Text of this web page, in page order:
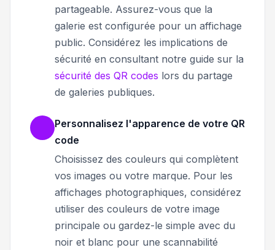
partageable. Assurez-vous que la
galerie est configurée pour un affichage
public. Considérez les implications de
sécurité en consultant notre guide sur la
sécurité des QR codes lors du partage
de galeries publiques.
Personnalisez l'apparence de votre QR
code
Choisissez des couleurs qui complètent
vos images ou votre marque. Pour les
affichages photographiques, considérez
utiliser des couleurs de votre image
principale ou gardez-le simple avec du
noir et blanc pour une scannabilité